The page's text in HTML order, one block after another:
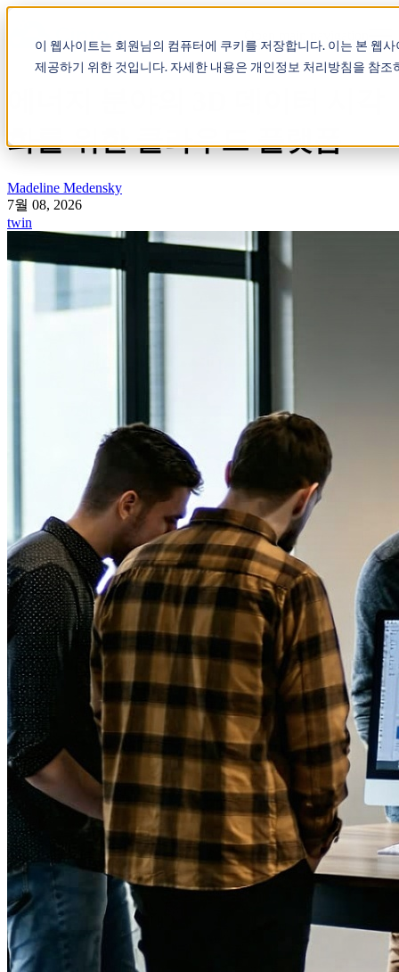
이 웹사이트는 회원님의 컴퓨터에 쿠키를 저장합니다. 이는 본 웹
제공하기 위한 것입니다. 자세한 내용은 개인정보 처리방침을 참조
화를 위한 클라우드 플랫폼
Madeline Medensky
7월 08, 2026
twin